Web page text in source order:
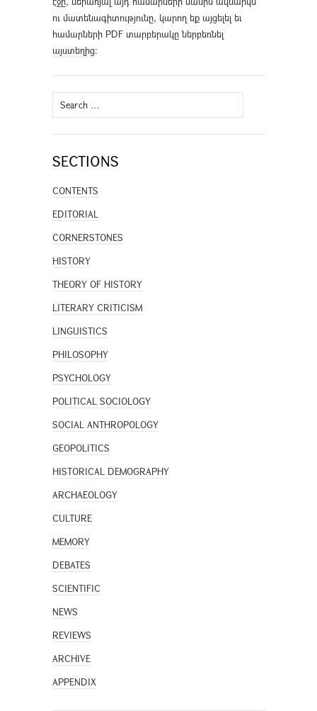
ու մատենագիտությունը, կարող եք այցելել եւ
համարների PDF տարբերակը ներբեռնել
այստեղից։
Search
for:
SECTIONS
CONTENTS
EDITORIAL
CORNERSTONES
HISTORY
THEORY OF HISTORY
LITERARY CRITICISM
LINGUISTICS
PHILOSOPHY
PSYCHOLOGY
POLITICAL SOCIOLOGY
SOCIAL ANTHROPOLOGY
GEOPOLITICS
HISTORICAL DEMOGRAPHY
ARCHAEOLOGY
CULTURE
MEMORY
DEBATES
SCIENTIFIC
NEWS
REVIEWS
ARCHIVE
APPENDIX